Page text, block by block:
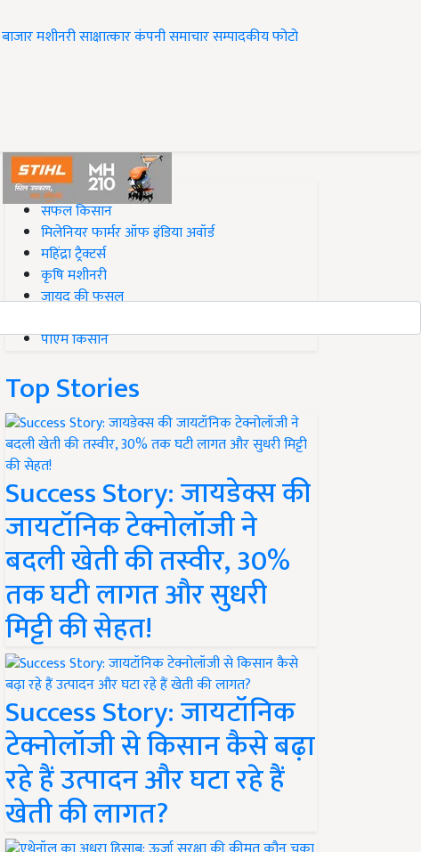
बाजारमशीनरीसाक्षात्कारकंपनी समाचारसम्पादकीयफोटो
#Top on Krishi Jagran
सफल किसान
मिलेनियर फार्मर ऑफ इंडिया अवॉर्ड
महिंद्रा ट्रैक्टर्स
कृषि मशीनरी
जायद की फसल
पीएम किसान
Top Stories
Success Story: जायडेक्स की
जायटॉनिक टेक्नोलॉजी ने
बदली खेती की तस्वीर, 30%
तक घटी लागत और सुधरी
मिट्टी की सेहत!
Success Story: जायटॉनिक
टेक्नोलॉजी से किसान कैसे बढ़ा
रहे हैं उत्पादन और घटा रहे हैं
खेती की लागत?